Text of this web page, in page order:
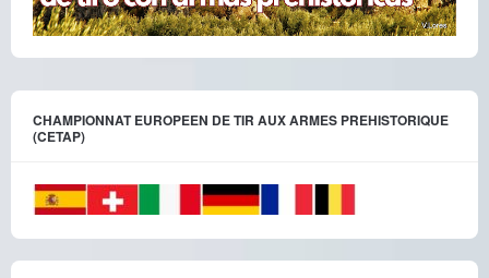
CHAMPIONNAT EUROPEEN DE TIR AUX ARMES PREHISTORIQUE
(CETAP)